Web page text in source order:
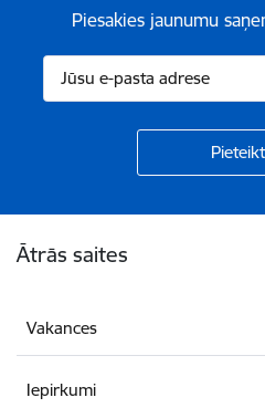
Piesakies jaunumu
Ātrās saites
Vakances
Iepirkumi